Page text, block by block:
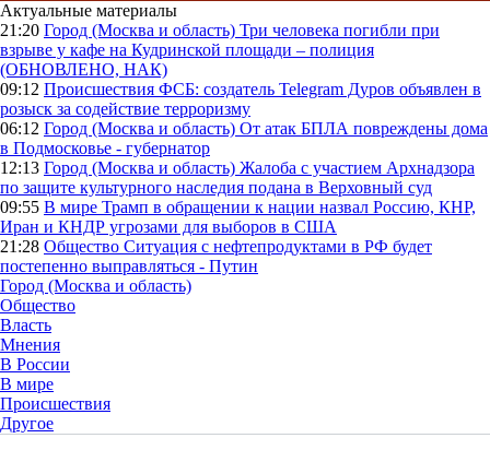
Актуальные материалы
21:20 Город (Москва и область) Три человека погибли при
взрыве у кафе на Кудринской площади – полиция
(ОБНОВЛЕНО, НАК)
09:12 Происшествия ФСБ: создатель Telegram Дуров объявлен в
розыск за содействие терроризму
06:12 Город (Москва и область) От атак БПЛА повреждены дома
в Подмосковье - губернатор
12:13 Город (Москва и область) Жалоба с участием Архнадзора
по защите культурного наследия подана в Верховный суд
09:55 В мире Трамп в обращении к нации назвал Россию, КНР,
Иран и КНДР угрозами для выборов в США
21:28 Общество Ситуация с нефтепродуктами в РФ будет
постепенно выправляться - Путин
Город (Москва и область)
Общество
Власть
Мнения
В России
В мире
Происшествия
Другое